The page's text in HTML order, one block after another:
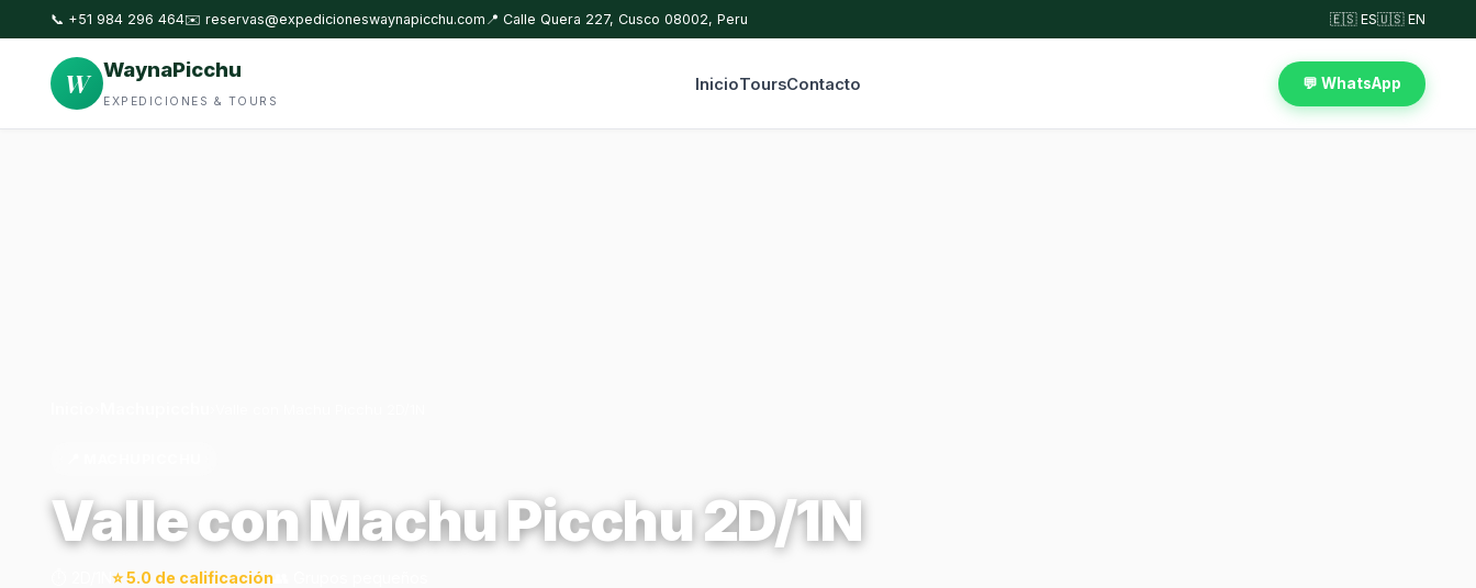
📞 +51 984 296 464✉️ reservas@expedicioneswaynapicchu.com 📍 Calle Quera 227, Cusco 08002, Peru 🇪🇸 ES🇺🇸 EN
W WaynaPicchu
EXPEDICIONES & TOURS
InicioToursContacto 💬 WhatsApp
Valle con Machu Picchu 2D/1N
⭐ 5.0 de calificación